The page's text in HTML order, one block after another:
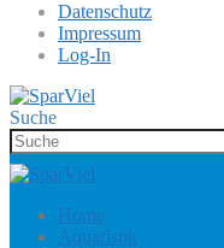
Datenschutz
Impressum
Log-In
Suche
Home
Aquaristik